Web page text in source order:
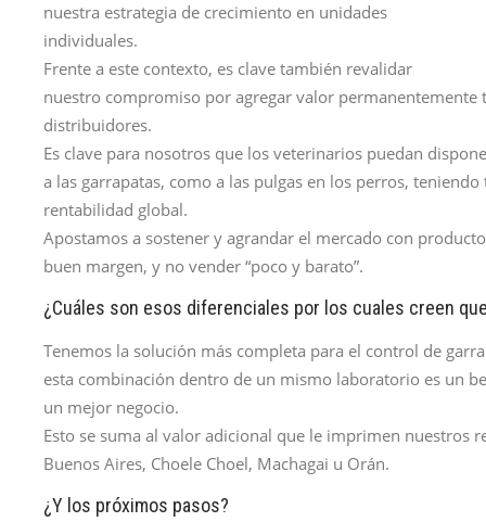
nuestra estrategia de crecimiento en unidades
individuales.
Frente a este contexto, es clave también revalidar
nuestro compromiso por agregar valor
distribuidores.
Es clave para nosotros que los veterinarios puedan
a las garrapatas, como a las pulgas en los perros,
rentabilidad global.
Apostamos a sostener y agrandar el mercado con
buen margen, y no vender “poco y barato”.
¿Cuáles son esos diferenciales por los cuales creen
Tenemos la solución más completa para el control de
esta combinación dentro de un mismo laboratorio es un
un mejor negocio.
Esto se suma al valor adicional que le imprimen nuestros
Buenos Aires, Choele Choel, Machagai u Orán.
¿Y los próximos pasos?